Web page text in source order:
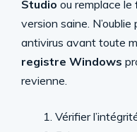
Studio ou remplace le
version saine.
antivirus avant toute
registre Windows
revienne.
Vérifier